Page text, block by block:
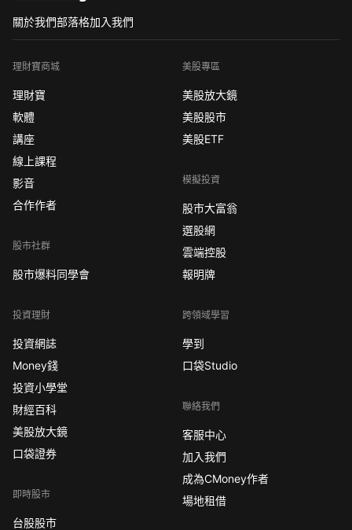
關於我們部落格加入我們
理財寶商城
理財寶
軟體
講座
線上課程
影音
合作作者
股市社群
股市爆料同學會
投資理財
投資網誌
Money錢
投資小學堂
財經百科
美股放大鏡
口袋證券
即時股市
台股股市
美股專區
美股放大鏡
美股股市
美股ETF
模擬投資
股市大富翁
選股網
雲端控股
報明牌
跨領域學習
學到
口袋Studio
聯絡我們
客服中心
加入我們
成為CMoney作者
場地租借